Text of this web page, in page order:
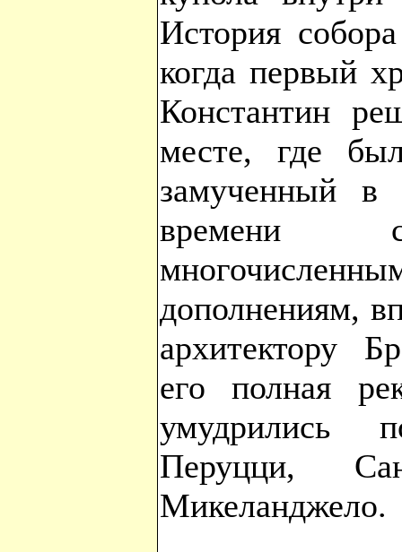
История
когда первый
Константин
месте, где
замученный
времени
дополнениям,
архитектору
его полная
умудрились
Перуцци,
Микеланджело.